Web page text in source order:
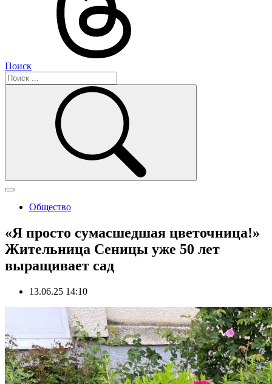
Поиск
Общество
«Я просто сумасшедшая цветочница!»
Жительница Сеницы уже 50 лет
выращивает сад
13.06.25 14:10